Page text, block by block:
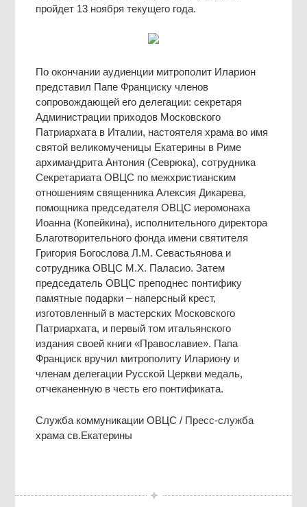
пройдет 13 ноября текущего года.
По окончании аудиенции митрополит Иларион
представил Папе Франциску членов
сопровождающей его делегации: секретаря
Администрации приходов Московского
Патриархата в Италии, настоятеля храма во имя
святой великомученицы Екатерины в Риме
архимандрита Антония (Севрюка), сотрудника
Секретариата ОВЦС по межхристианским
отношениям священника Алексия Дикарева,
помощника председателя ОВЦС иеромонаха
Иоанна (Копейкина), исполнительного директора
Благотворительного фонда имени святителя
Григория Богослова Л.М. Севастьянова и
сотрудника ОВЦС М.Х. Паласио. Затем
председатель ОВЦС преподнес понтифику
памятные подарки – наперсный крест,
изготовленный в мастерских Московского
Патриархата, и первый том итальянского
издания своей книги «Православие». Папа
Франциск вручил митрополиту Илариону и
членам делегации Русской Церкви медаль,
отчеканенную в честь его понтификата.
Служба коммуникации ОВЦС / Пресс-служба
храма св.Екатерины